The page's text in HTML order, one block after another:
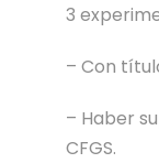
3
– Con
– Haber
CFGS.